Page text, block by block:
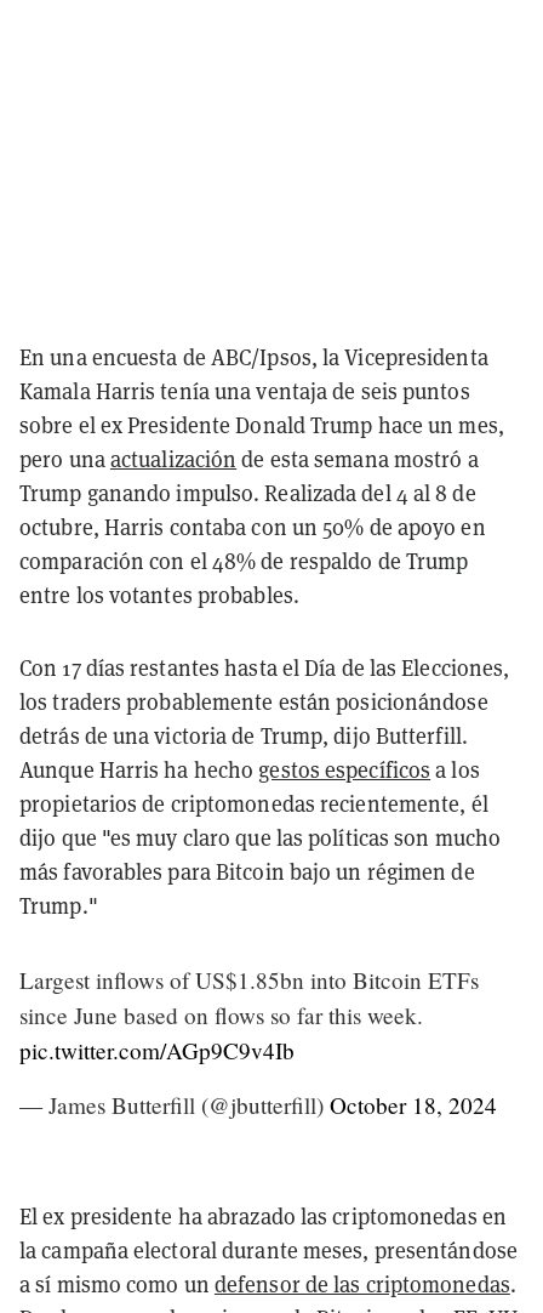
En una encuesta de ABC/Ipsos, la Vicepresidenta
Kamala Harris tenía una ventaja de seis puntos
sobre el ex Presidente Donald Trump hace un mes,
pero unaactualización de esta semana mostró a
Trump ganando impulso. Realizada del 4 al 8 de
octubre, Harris contaba con un 50% de apoyo en
comparación con el 48% de respaldo de Trump
entre los votantes probables.
Con 17 días restantes hasta el Día de las Elecciones,
los traders probablemente están posicionándose
detrás de una victoria de Trump, dijo Butterfill.
Aunque Harris ha hecho gestos específicos a los
propietarios de criptomonedas recientemente, él
dijo que "es muy claro que las políticas son mucho
más favorables para Bitcoin bajo un régimen de
Trump."
Largest inflows of US$1.85bn into Bitcoin ETFs
since June based on flows so far this week.
pic.twitter.com/AGp9C9v4Ib
— James Butterfill (@jbutterfill) October 18, 2024
El ex presidente ha abrazado las criptomonedas en
la campaña electoral durante meses, presentándose
a sí mismo como un defensor de las criptomonedas.